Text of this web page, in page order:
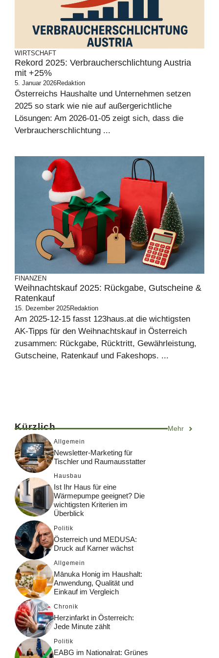
WIRTSCHAFT
Rekord 2025: Verbraucherschlichtung Austria
mit +25%
5. Januar 2026Redaktion
Österreichs Haushalte und Unternehmen setzen
2025 so stark wie nie auf außergerichtliche
Lösungen: Am 2026-01-05 zeigt sich, dass die
Verbraucherschlichtung ...
FINANZEN
Weihnachtskauf 2025: Rückgabe, Gutscheine &
Ratenkauf
15. Dezember 2025Redaktion
Am 2025-12-15 fasst 123haus.at die wichtigsten
AK-Tipps für den Weihnachtskauf in Österreich
zusammen: Rückgabe, Rücktritt, Gewährleistung,
Gutscheine, Ratenkauf und Fakeshops. ...
Kürzlich Mehr
Allgemein
Newsletter-Marketing für
Tischler und Raumausstatter
Hausbau
Ist Ihr Haus für eine
Wärmepumpe geeignet? Die
wichtigsten Kriterien im
Überblick
Politik
Österreich und MEDUSA:
Druck auf Karner wächst
Allgemein
Mānuka Honig im Haushalt:
Anwendung, Qualität und
Einkauf im Vergleich
Chronik
Herzinfarkt in Österreich:
Jede Minute zählt
Politik
EABG im Nationalrat: Grünes